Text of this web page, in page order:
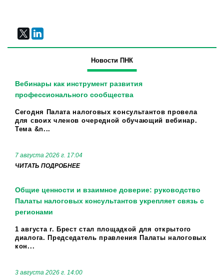
Новости ПНК
Вебинары как инструмент развития
профессионального сообщества
Сегодня Палата налоговых консультантов провела
для своих членов очередной обучающий вебинар.
Тема &n...
7 августа 2026 г. 17:04
ЧИТАТЬ ПОДРОБНЕЕ
Общие ценности и взаимное доверие: руководство
Палаты налоговых консультантов укрепляет связь с
регионами
1 августа г. Брест стал площадкой для открытого
диалога. Председатель правления Палаты налоговых
кон...
3 августа 2026 г. 14:00